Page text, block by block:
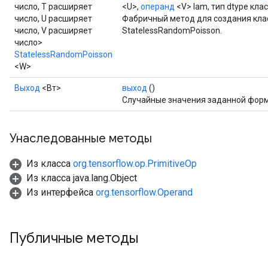
число, T расширяет
число, U расширяет
число, V расширяет
число>
StatelessRandomPoisson
<W>
<U>, операнд <V> lam, тип dtype
Фабричный метод для создания
StatelessRandomPoisson.
Выход <Вт> выход ()
Случайные значения заданной
Унаследованные методы
Из класса org.tensorflow.op.PrimitiveOp
Из класса java.lang.Object
Из интерфейса org.tensorflow.Operand
Публичные методы